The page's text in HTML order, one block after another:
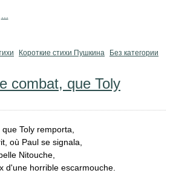
Короткие стихи Пушкина Без категории
combat, que Toly
Toly remporta,
où Paul se signala,
Nitouche,
d'une horrible escarmouche.